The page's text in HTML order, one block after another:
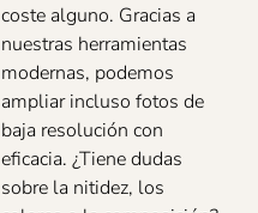
coste alguno. Gracias a
nuestras herramientas
modernas, podemos
ampliar incluso fotos de
baja resolución con
eficacia. ¿Tiene dudas
sobre la nitidez, los